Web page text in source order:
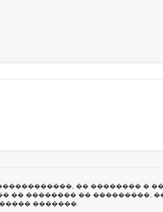
�� �������� �
�� �������� �� ���������,
�������.